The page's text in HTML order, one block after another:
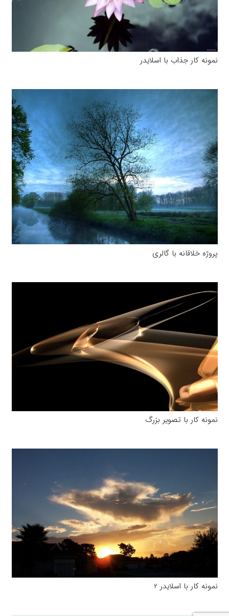
نمونه کار جذاب با اسلایدر
پروژه خلاقانه با گالری
نمونه کار با تصویر بزرگ
نمونه کار با اسلایدر 2